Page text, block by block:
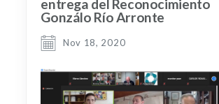
entrega del Reconocimiento
Gonzálo Río Arronte
Nov 18, 2020